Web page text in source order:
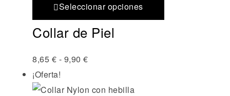
Seleccionar opciones
Collar de Piel
8,65 € - 9,90 €
¡Oferta!